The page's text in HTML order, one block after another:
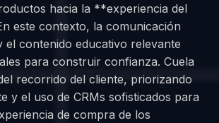
hacia la **experiencia del
este contexto, la comunicación
el contenido educativo relevante
para construir confianza. Cuela
recorrido del cliente, priorizando
y el uso de CRMs sofisticados para
de compra de los